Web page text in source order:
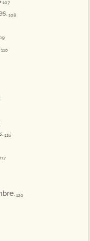
107
108
110
116
117
120